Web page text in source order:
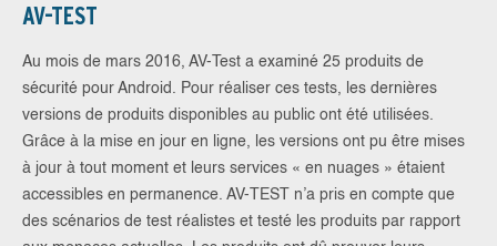
AV-TEST
Au mois de mars 2016, AV-Test a examiné 25 produits de
sécurité pour Android. Pour réaliser ces tests, les dernières
versions de produits disponibles au public ont été utilisées.
Grâce à la mise en jour en ligne, les versions ont pu être mises
à jour à tout moment et leurs services « en nuages » étaient
accessibles en permanence. AV-TEST n’a pris en compte que
des scénarios de test réalistes et testé les produits par rapport